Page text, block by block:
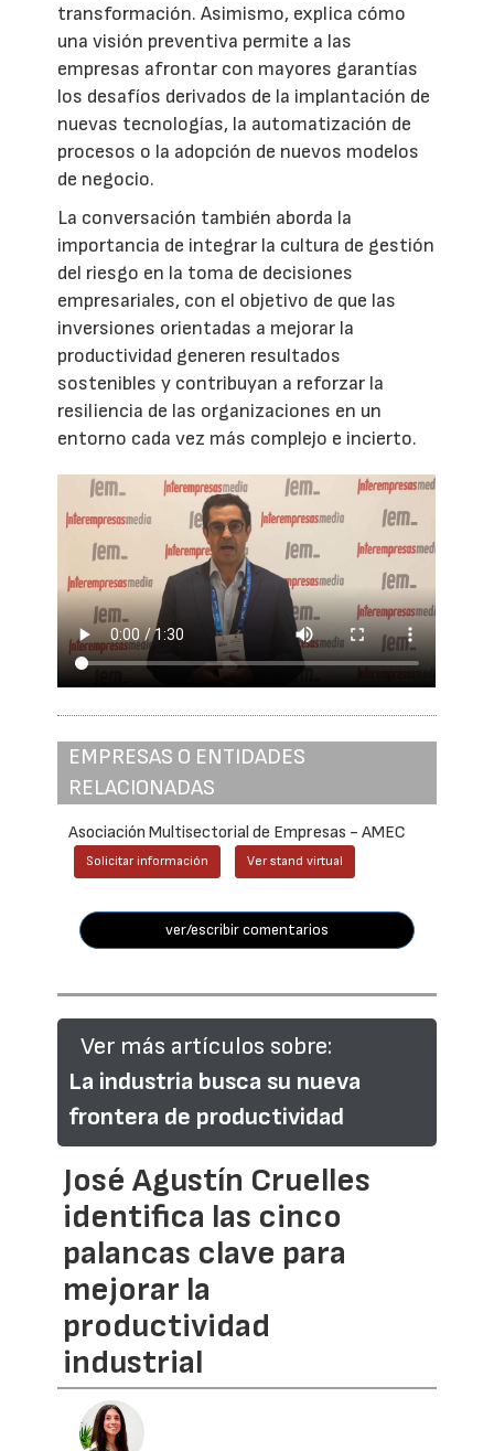
transformación. Asimismo, explica cómo
una visión preventiva permite a las
empresas afrontar con mayores garantías
los desafíos derivados de la implantación de
nuevas tecnologías, la automatización de
procesos o la adopción de nuevos modelos
de negocio.
La conversación también aborda la
importancia de integrar la cultura de gestión
del riesgo en la toma de decisiones
empresariales, con el objetivo de que las
inversiones orientadas a mejorar la
productividad generen resultados
sostenibles y contribuyan a reforzar la
resiliencia de las organizaciones en un
entorno cada vez más complejo e incierto.
EMPRESAS O ENTIDADES
RELACIONADAS
Asociación Multisectorial de Empresas - AMEC
Solicitar información Ver stand virtual
ver/escribir comentarios
Ver más artículos sobre:
La industria busca su nueva
frontera de productividad
José Agustín Cruelles
identifica las cinco
palancas clave para
mejorar la
productividad
industrial